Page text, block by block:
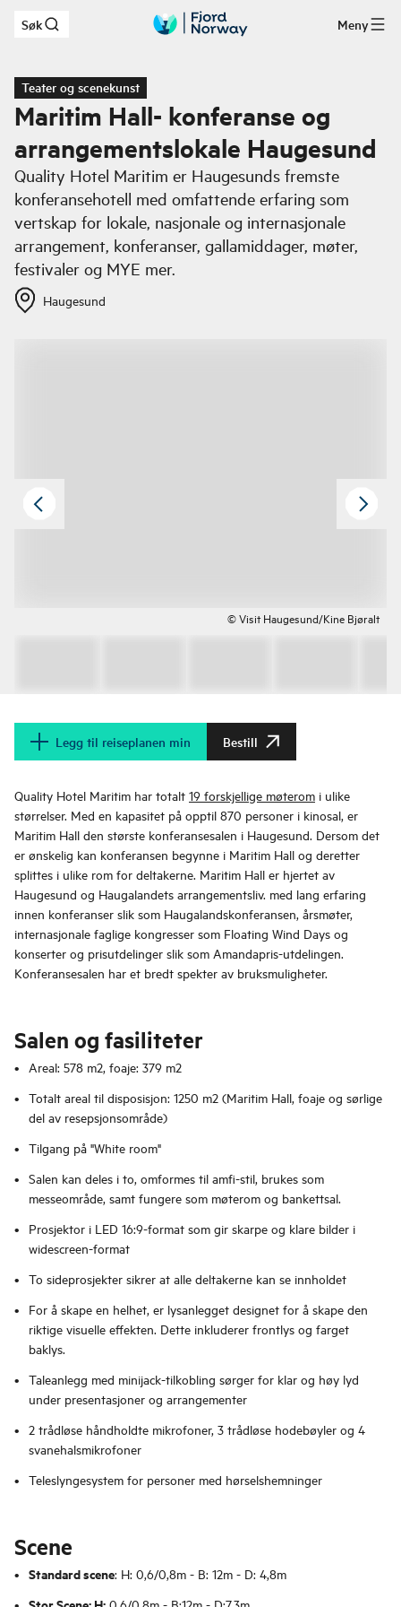
Hopp til hovedinnhold
Søk Meny
Teater og scenekunst
Maritim Hall- konferanse og
arrangementslokale Haugesund
Quality Hotel Maritim er Haugesunds fremste
konferansehotell med omfattende erfaring som
vertskap for lokale, nasjonale og internasjonale
arrangement, konferanser, gallamiddager, møter,
festivaler og MYE mer.
Haugesund
© Visit Haugesund/Kine Bjøralt
Legg til reiseplanen min Bestill
Quality Hotel Maritim har totalt 19 forskjellige møterom i ulike
størrelser. Med en kapasitet på opptil 870 personer i kinosal, er
Maritim Hall den største konferansesalen i Haugesund. Dersom det
er ønskelig kan konferansen begynne i Maritim Hall og deretter
splittes i ulike rom for deltakerne. Maritim Hall er hjertet av
Haugesund og Haugalandets arrangementsliv. med lang erfaring
innen konferanser slik som Haugalandskonferansen, årsmøter,
internasjonale faglige kongresser som Floating Wind Days og
konserter og prisutdelinger slik som Amandapris-utdelingen.
Konferansesalen har et bredt spekter av bruksmuligheter.
Salen og fasiliteter
Areal: 578 m2, foaje: 379 m2
Totalt areal til disposisjon: 1250 m2 (Maritim Hall, foaje og sørlige
del av resepsjonsområde)
Tilgang på "White room"
Salen kan deles i to, omformes til amfi-stil, brukes som
messeområde, samt fungere som møterom og bankettsal.
Prosjektor i LED 16:9-format som gir skarpe og klare bilder i
widescreen-format
To sideprosjekter sikrer at alle deltakerne kan se innholdet
For å skape en helhet, er lysanlegget designet for å skape den
riktige visuelle effekten. Dette inkluderer frontlys og farget
baklys.
Taleanlegg med minijack-tilkobling sørger for klar og høy lyd
under presentasjoner og arrangementer
2 trådløse håndholdte mikrofoner, 3 trådløse hodebøyler og 4
svanehalsmikrofoner
Teleslyngesystem for personer med hørselshemninger
Scene
Standard scene: H: 0,6/0,8m - B: 12m - D: 4,8m